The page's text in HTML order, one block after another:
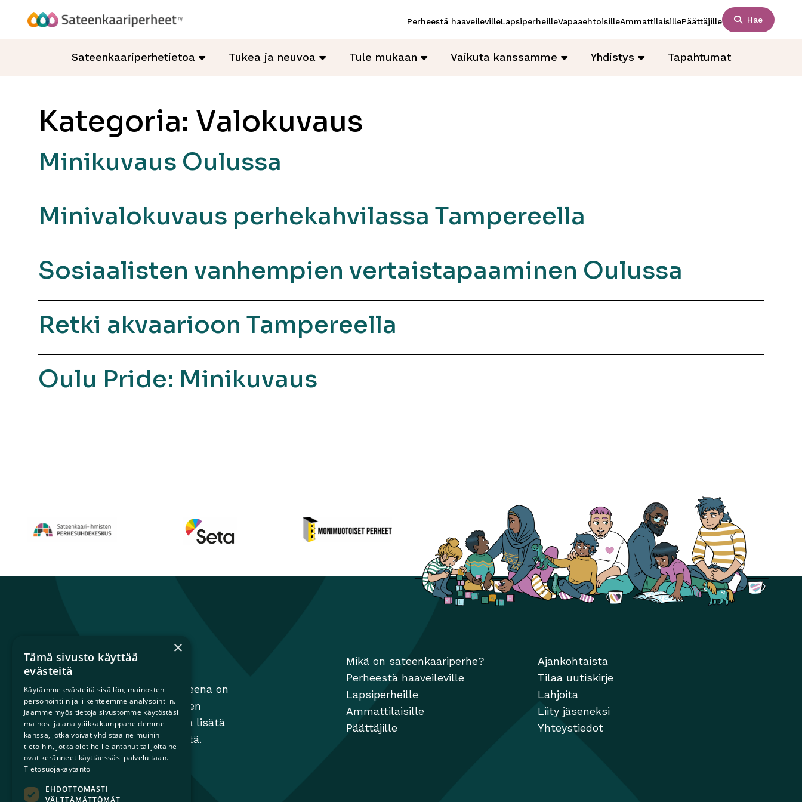
sisältöön
Perheestä haaveilevilleLapsiperheilleVapaaehtoisilleAmmattilaisillePäättäjille Hae
Sateenkaariperhetietoa Tukea ja neuvoa Tule mukaan Vaikuta kanssamme Yhdistys Tapahtumat
Kategoria: Valokuvaus
Minikuvaus Oulussa
Minivalokuvaus perhekahvilassa Tampereella
Sosiaalisten vanhempien vertaistapaaminen Oulussa
Retki akvaarioon Tampereella
Oulu Pride: Minikuvaus
Sateenkaariperheet
Sateenkaariperheet ry:n tavoitteena on
edistää perheiden moninaisuuden
huomioimista yhteiskunnassa ja lisätä
tietoisuutta sateenkaariperheistä.
Mikä on sateenkaariperhe?
Perheestä haaveileville
Lapsiperheille
Ammattilaisille
Päättäjille
Ajankohtaista
Tilaa uutiskirje
Lahjoita
Liity jäseneksi
Yhteystiedot
×
Tämä sivusto käyttää
evästeitä
Käytämme evästeitä sisällön, mainosten
personointiin ja liikenteemme analysointiin.
Jaamme myös tietoja sivustomme käytöstäsi
mainos- ja analytiikkakumppaneidemme
kanssa, jotka voivat yhdistää ne muihin
tietoihin, jotka olet heille antanut tai joita he
ovat keränneet käyttäessäsi palveluitaan.
Tietosuojakäytäntö
EHDOTTOMASTI
VÄLTTÄMÄTTÖMÄT